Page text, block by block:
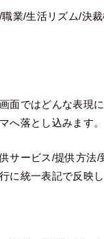
業/生活リズム/決
面ではどんな表現
へ落とし込みます。
サービス/提供方法
に統一表記で反映し